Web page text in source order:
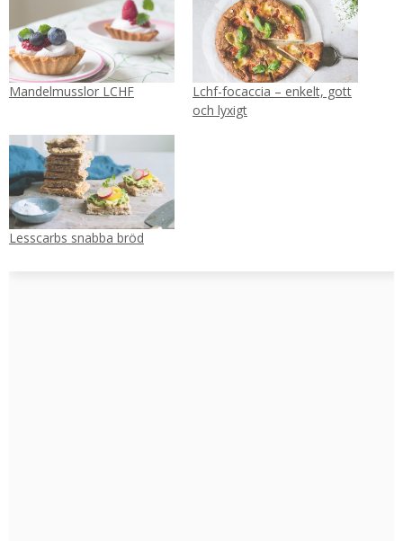
Mandelmusslor LCHF
Lchf-focaccia – enkelt, gott
och lyxigt
Lesscarbs snabba bröd